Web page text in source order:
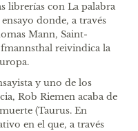
librerías con La palabra
donde, a través
Mann, Saint-
reivindica la
y uno de los
Rob Riemen acaba de
(Taurus. En
en el que, a través